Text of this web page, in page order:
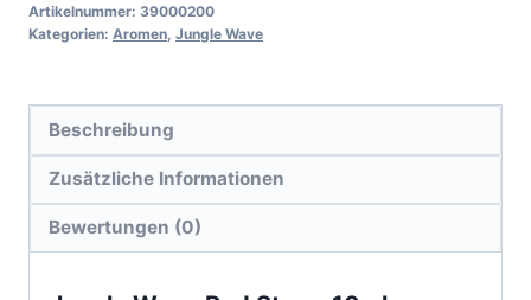
Artikelnummer: 39000200
Kategorien: Aromen, Jungle Wave
Beschreibung
Zusätzliche Informationen
Bewertungen (0)